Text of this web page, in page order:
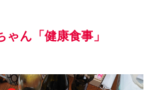
ゃん「健康食事」